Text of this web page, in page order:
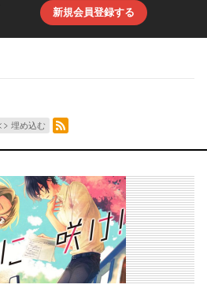
新規会員登録する
埋め込む
RSSフィード